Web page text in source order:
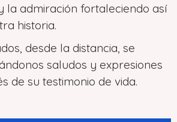
la admiración fortaleciendo así
historia.
desde la distancia, se
saludos y expresiones
de su testimonio de vida.